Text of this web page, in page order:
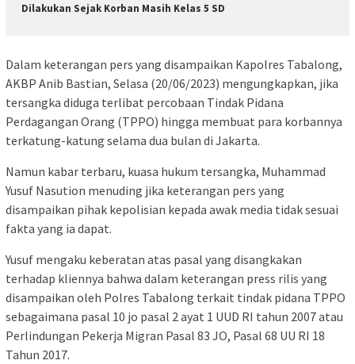
Dilakukan Sejak Korban Masih Kelas 5 SD
Dalam keterangan pers yang disampaikan Kapolres Tabalong,
AKBP Anib Bastian, Selasa (20/06/2023) mengungkapkan, jika
tersangka diduga terlibat percobaan Tindak Pidana
Perdagangan Orang (TPPO) hingga membuat para korbannya
terkatung-katung selama dua bulan di Jakarta.
Namun kabar terbaru, kuasa hukum tersangka, Muhammad
Yusuf Nasution menuding jika keterangan pers yang
disampaikan pihak kepolisian kepada awak media tidak sesuai
fakta yang ia dapat.
Yusuf mengaku keberatan atas pasal yang disangkakan
terhadap kliennya bahwa dalam keterangan press rilis yang
disampaikan oleh Polres Tabalong terkait tindak pidana TPPO
sebagaimana pasal 10 jo pasal 2 ayat 1 UUD RI tahun 2007 atau
Perlindungan Pekerja Migran Pasal 83 JO, Pasal 68 UU RI 18
Tahun 2017.